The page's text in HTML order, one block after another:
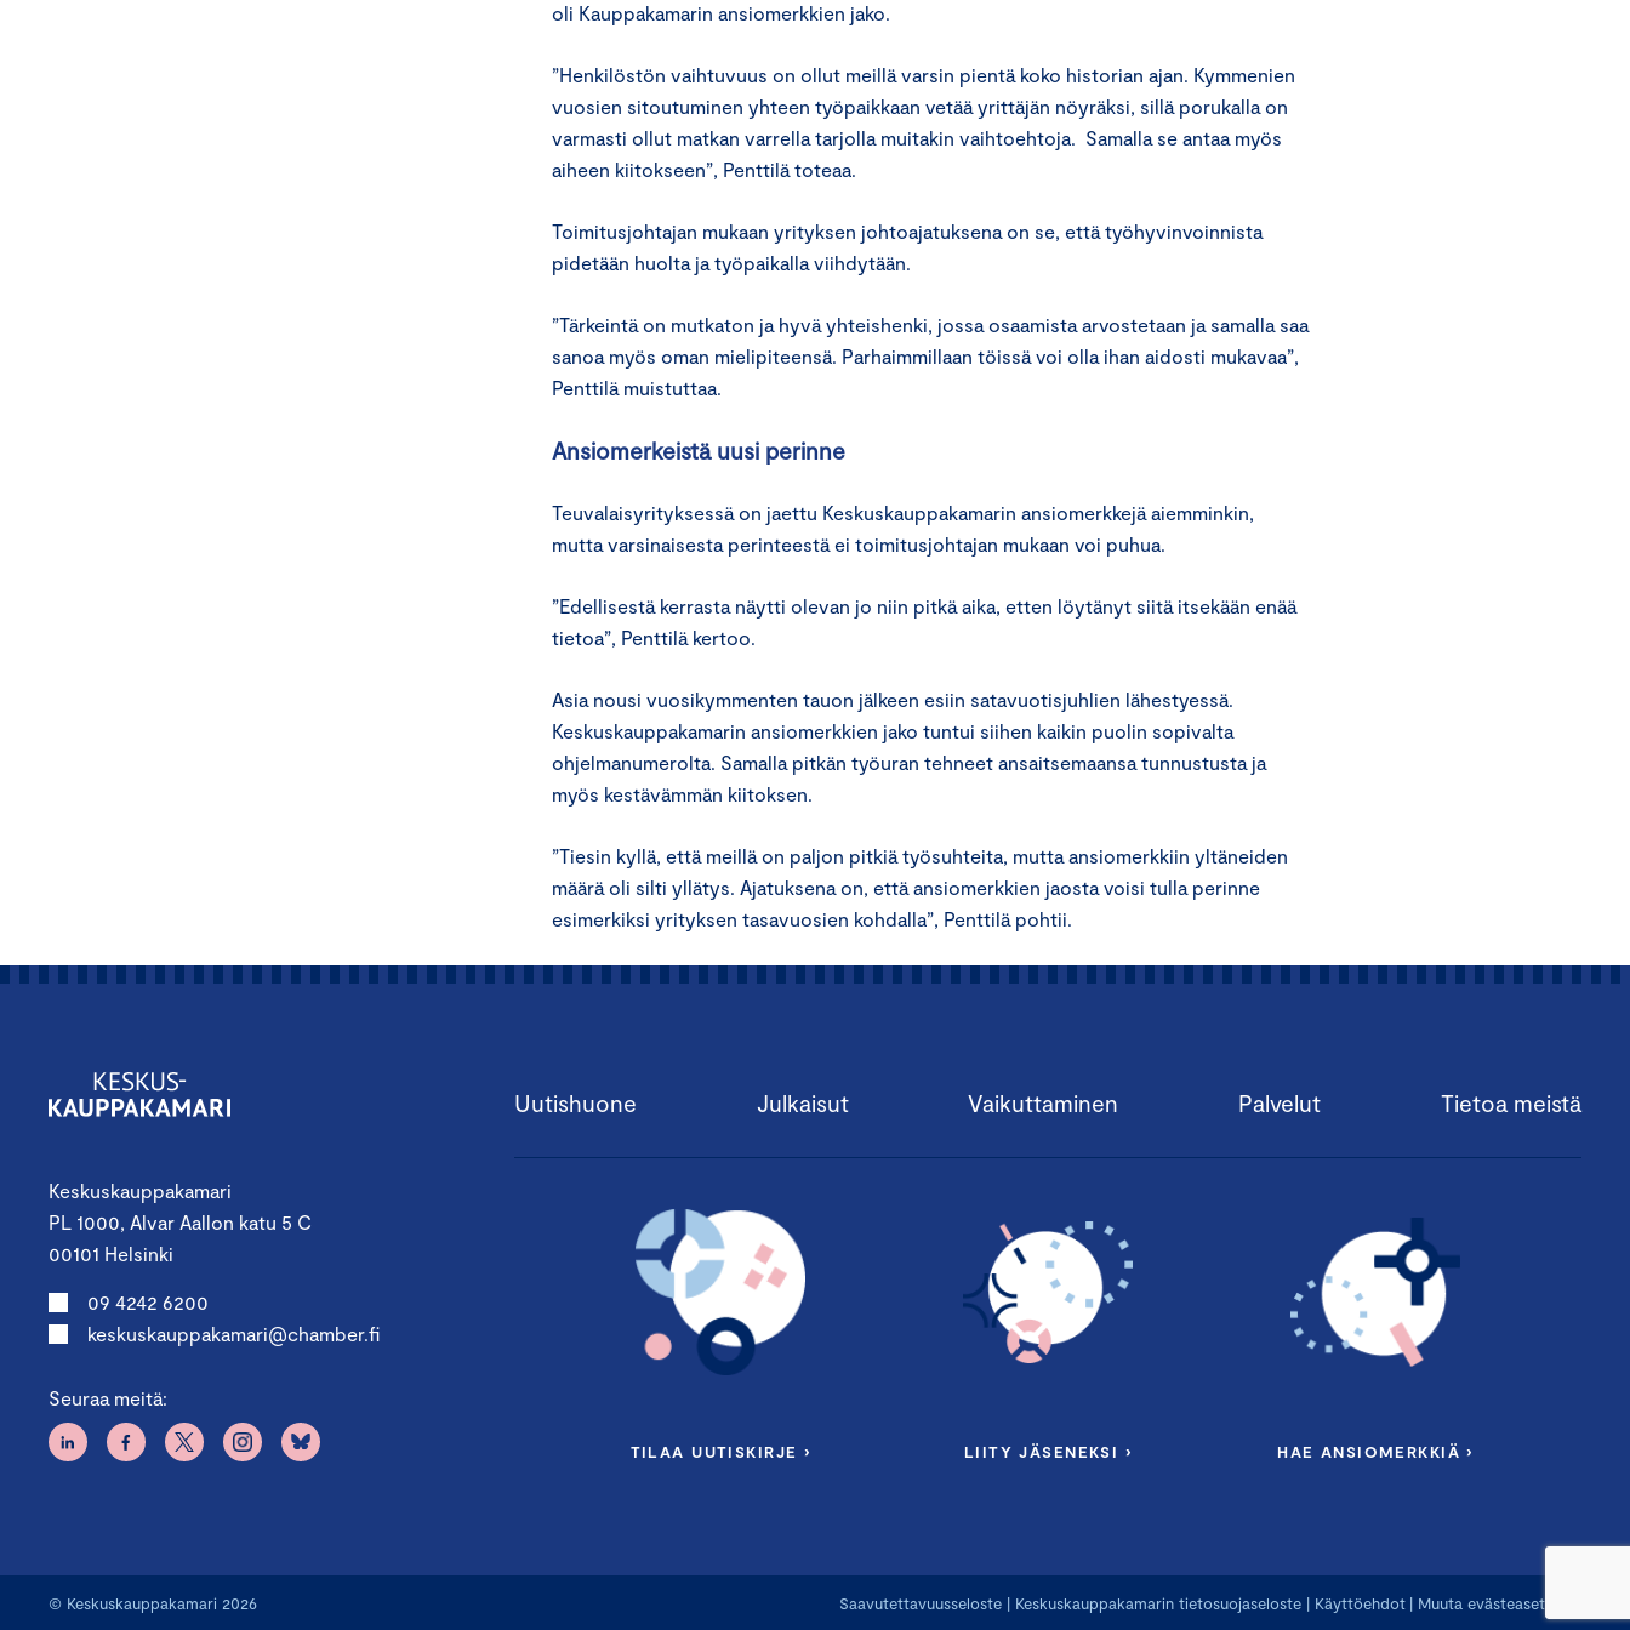
oli Kauppakamarin ansiomerkkien jako.
”Henkilöstön vaihtuvuus on ollut meillä varsin pientä koko historian ajan. Kymmenien
vuosien sitoutuminen yhteen työpaikkaan vetää yrittäjän nöyräksi, sillä porukalla on
varmasti ollut matkan varrella tarjolla muitakin vaihtoehtoja. Samalla se antaa myös
aiheen kiitokseen”, Penttilä toteaa.
Toimitusjohtajan mukaan yrityksen johtoajatuksena on se, että työhyvinvoinnista
pidetään huolta ja työpaikalla viihdytään.
”Tärkeintä on mutkaton ja hyvä yhteishenki, jossa osaamista arvostetaan ja samalla saa
sanoa myös oman mielipiteensä. Parhaimmillaan töissä voi olla ihan aidosti mukavaa”,
Penttilä muistuttaa.
Ansiomerkeistä uusi perinne
Teuvalaisyrityksessä on jaettu Keskuskauppakamarin ansiomerkkejä aiemminkin,
mutta varsinaisesta perinteestä ei toimitusjohtajan mukaan voi puhua.
”Edellisestä kerrasta näytti olevan jo niin pitkä aika, etten löytänyt siitä itsekään enää
tietoa”, Penttilä kertoo.
Asia nousi vuosikymmenten tauon jälkeen esiin satavuotisjuhlien lähestyessä.
Keskuskauppakamarin ansiomerkkien jako tuntui siihen kaikin puolin sopivalta
ohjelmanumerolta. Samalla pitkän työuran tehneet ansaitsemaansa tunnustusta ja
myös kestävämmän kiitoksen.
”Tiesin kyllä, että meillä on paljon pitkiä työsuhteita, mutta ansiomerkkiin yltäneiden
määrä oli silti yllätys. Ajatuksena on, että ansiomerkkien jaosta voisi tulla perinne
esimerkiksi yrityksen tasavuosien kohdalla”, Penttilä pohtii.
Keskuskauppakamari
PL 1000, Alvar Aallon katu 5 C
00101 Helsinki
09 4242 6200
keskuskauppakamari@chamber.fi
Seuraa meitä:
Uutishuone Julkaisut Vaikuttaminen Palvelut Tietoa meistä
TILAA UUTISKIRJE › LIITY JÄSENEKSI › HAE ANSIOMERKKIÄ ›
© Keskuskauppakamari 2026 Saavutettavuusseloste | Keskuskauppakamarin tietosuojaseloste | Käyttöehdot | Muuta evästeasetuksia